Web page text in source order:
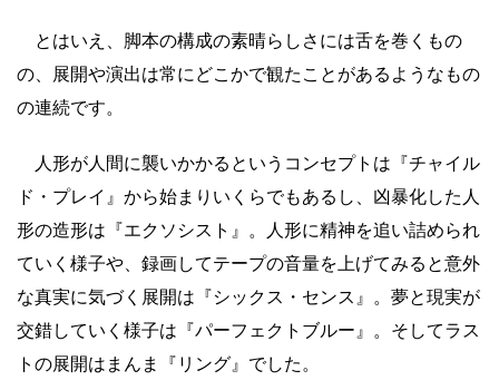
とはいえ、脚本の構成の素晴らしさには舌を巻くもの
の、展開や演出は常にどこかで観たことがあるようなもの
の連続です。
人形が人間に襲いかかるというコンセプトは『チャイル
ド・プレイ』から始まりいくらでもあるし、凶暴化した人
形の造形は『エクソシスト』。人形に精神を追い詰められ
ていく様子や、録画してテープの音量を上げてみると意外
な真実に気づく展開は『シックス・センス』。夢と現実が
交錯していく様子は『パーフェクトブルー』。そしてラス
トの展開はまんま『リング』でした。